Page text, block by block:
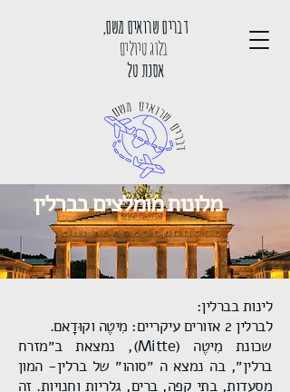
דברים שרואים משם,
בלוג טיולים
אסנת טל
מלונות מומלצים בברלין
לינות בברלין:
לברלין 2 אזורים עיקריים: מִיטֶה וקוּדָאם.
שכונת מִיטֶה (Mitte), נמצאת ב״מזרח
ברלין״, בה נמצא ה ״סוהו״ של ברלין- המון
מסעדות, בתי קפה, ברים, גלריות וחנויות. זה